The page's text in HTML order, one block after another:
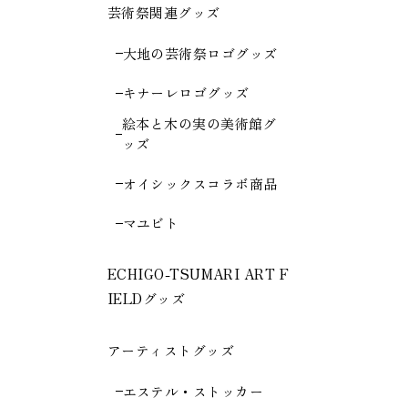
芸術祭関連グッズ
大地の芸術祭ロゴグッズ
キナーレロゴグッズ
絵本と木の実の美術館グ
ッズ
オイシックスコラボ商品
マユビト
ECHIGO-TSUMARI ART F
IELDグッズ
アーティストグッズ
エステル・ストッカー